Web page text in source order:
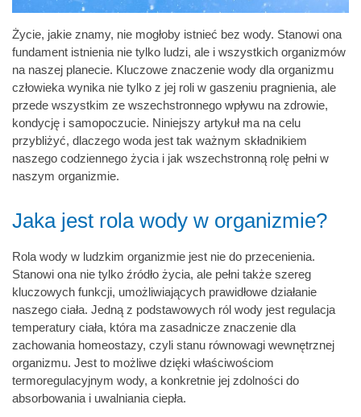
Życie, jakie znamy, nie mogłoby istnieć bez wody. Stanowi ona
fundament istnienia nie tylko ludzi, ale i wszystkich organizmów
na naszej planecie. Kluczowe znaczenie wody dla organizmu
człowieka wynika nie tylko z jej roli w gaszeniu pragnienia, ale
przede wszystkim ze wszechstronnego wpływu na zdrowie,
kondycję i samopoczucie. Niniejszy artykuł ma na celu
przybliżyć, dlaczego woda jest tak ważnym składnikiem
naszego codziennego życia i jak wszechstronną rolę pełni w
naszym organizmie.
Jaka jest rola wody w organizmie?
Rola wody w ludzkim organizmie jest nie do przecenienia.
Stanowi ona nie tylko źródło życia, ale pełni także szereg
kluczowych funkcji, umożliwiających prawidłowe działanie
naszego ciała. Jedną z podstawowych ról wody jest regulacja
temperatury ciała, która ma zasadnicze znaczenie dla
zachowania homeostazy, czyli stanu równowagi wewnętrznej
organizmu. Jest to możliwe dzięki właściwościom
termoregulacyjnym wody, a konkretnie jej zdolności do
absorbowania i uwalniania ciepła.